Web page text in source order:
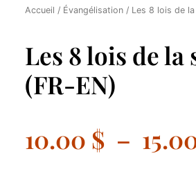
Accueil / Évangélisation / Les 8 lois de
Les 8 lois de la
(FR-EN)
10.00 $ –